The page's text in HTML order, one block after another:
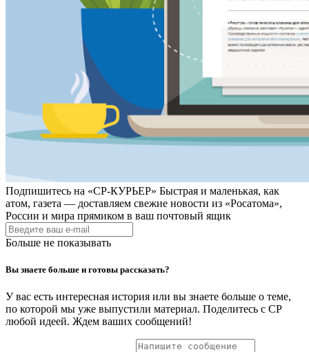
Подпишитесь на «СР-КУРЬЕР» Быстрая и маленькая, как
атом, газета — доставляем свежие новости из «Росатома»,
России и мира прямиком в ваш почтовый ящик
Больше не показывать
Вы знаете больше и готовы рассказать?
У вас есть интересная история или вы знаете больше о теме,
по которой мы уже выпустили материал. Поделитесь с СР
любой идеей. Ждем ваших сообщений!